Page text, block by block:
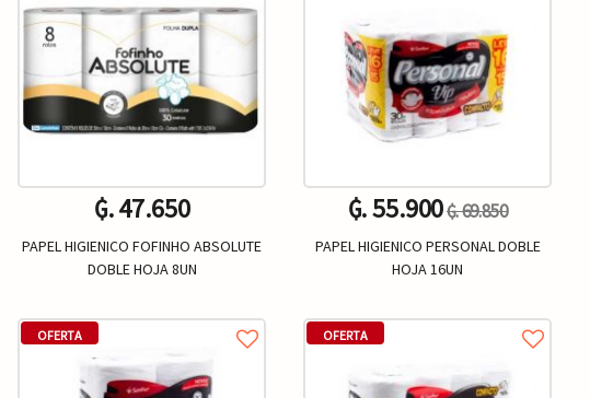
₲. 47.650
PAPEL HIGIENICO FOFINHO ABSOLUTE
DOBLE HOJA 8UN
OFERTA
₲. 55.900₲. 69.850
PAPEL HIGIENICO PERSONAL DOBLE
HOJA 16UN
OFERTA